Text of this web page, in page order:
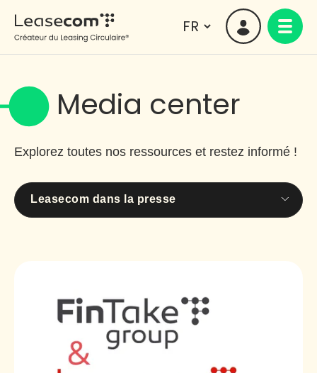
Media center
Explorez toutes nos ressources et restez informé !
Leasecom dans la presse